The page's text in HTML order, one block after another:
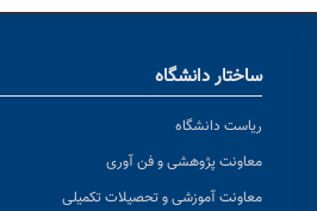
ساختار دانشگاه
ریاست دانشگاه
معاونت پژوهشی و فن آوری
معاونت آموزشی و تحصیلات تکمیلی